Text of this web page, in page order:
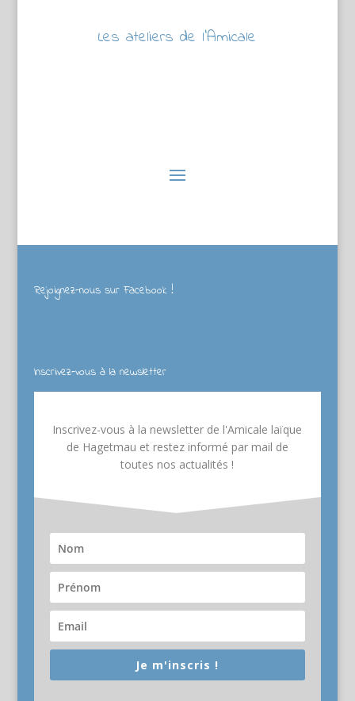
Les ateliers de l’Amicale
Rejoignez-nous sur Facebook !
Inscrivez-vous à la newsletter
Inscrivez-vous à la newsletter de l'Amicale laïque
de Hagetmau et restez informé par mail de
toutes nos actualités !
Je m'inscris !